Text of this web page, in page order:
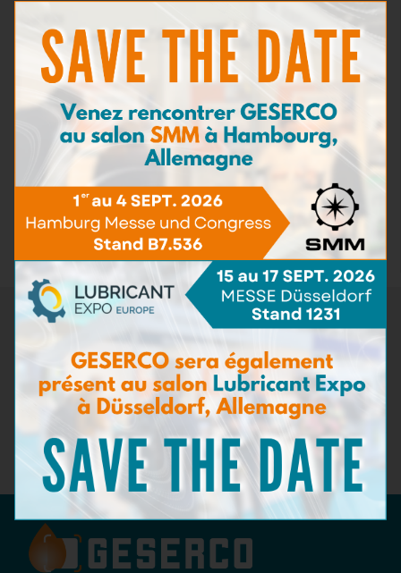
Dilution
Densité
Point éclair
Kits de prélèvement
Kits de test pour huiles moteur
Kits de test pour huiles industrielles et
hydrauliques
Kits de test pour fluides d’usinage
Kits de test pour fluides de refroidissement (2)
Kits de test pour carburants
Kits de test pour fluides aéronautiques
Accessoires de test
Pack de recharge
Newsletter
Ne manquez pas les dernières nouveautés de GESERCO !
Inscrivez-vous à notre newsletter pour recevoir des
informations sur nos innovations en matière de surveillance de
l'état des lubrifiants, nos événements à venir, et des conseils
d'experts sur la maintenance préventive. Restez à la pointe de
l'industrie avec GESERCO !
Abonnez-vous à notre newsletter